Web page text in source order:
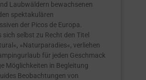
Laubwäldern bewachsenen
spektakulären
der Picos de Europa.
sich selbst zu Recht den Titel
»Naturparadies«, verliehen
für jeden Geschmack
Möglichkeiten in Begleitung
Beobachtungen von